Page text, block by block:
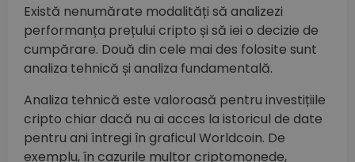
Există nenumărate modalități să analizezi
performanța prețului cripto și să iei o decizie de
cumpărare. Două din cele mai des folosite sunt
analiza tehnică și analiza fundamentală.
Analiza tehnică este valoroasă pentru investițiile
cripto chiar dacă nu ai acces la istoricul de date
pentru ani întregi în graficul Worldcoin. De
exemplu, în cazurile multor criptomonede,